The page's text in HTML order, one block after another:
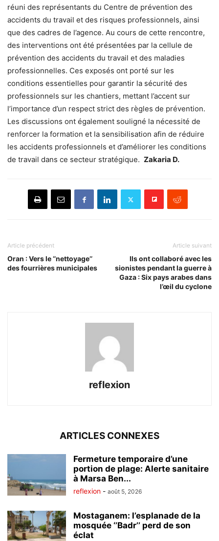
réuni des représentants du Centre de prévention des
accidents du travail et des risques professionnels, ainsi
que des cadres de l’agence. Au cours de cette rencontre,
des interventions ont été présentées par la cellule de
prévention des accidents du travail et des maladies
professionnelles. Ces exposés ont porté sur les
conditions essentielles pour garantir la sécurité des
professionnels sur les chantiers, mettant l’accent sur
l’importance d’un respect strict des règles de prévention.
Les discussions ont également souligné la nécessité de
renforcer la formation et la sensibilisation afin de réduire
les accidents professionnels et d’améliorer les conditions
de travail dans ce secteur stratégique. Zakaria D.
Article précédent
Oran : Vers le ‘’nettoyage’’
des fourrières municipales
Article suivant
Ils ont collaboré avec les
sionistes pendant la guerre à
Gaza : Six pays arabes dans
l’œil du cyclone
reflexion
ARTICLES CONNEXES
Fermeture temporaire d’une
portion de plage: Alerte sanitaire
à Marsa Ben...
reflexion - août 5, 2026
Mostaganem: l’esplanade de la
mosquée ‘’Badr’’ perd de son
éclat